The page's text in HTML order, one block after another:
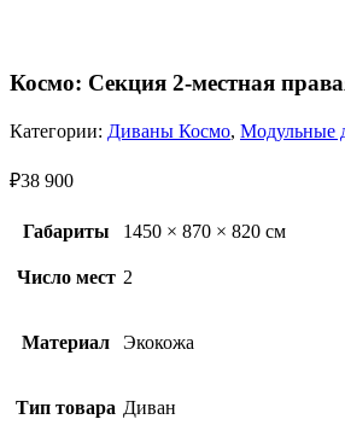
Космо: Секция 2-местная
Категории: Диваны Космо, Модульные
₽38 900
Габариты 1450 × 870 × 820 см
Число мест 2
Материал Экокожа
Тип товара Диван